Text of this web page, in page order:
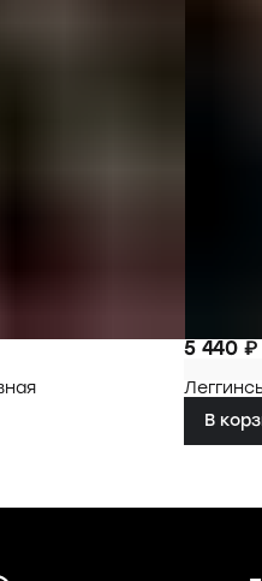
5 440 ₽
В